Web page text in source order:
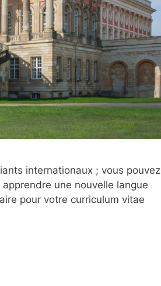
internationaux ; vous pouvez
une nouvelle langue
pour votre curriculum vitae